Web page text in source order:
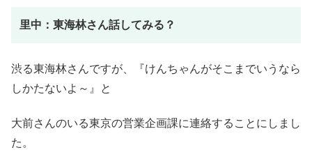
里中：東海林さん話してみる？
渋る東海林さんですが、『けんちゃんがそこまでいうなら
しかたないよ～』と
大前さんのいる東京の営業企画課に連絡することにしまし
た。